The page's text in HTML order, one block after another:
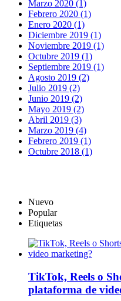
Marzo 2020 (1)
Febrero 2020 (1)
Enero 2020 (1)
Diciembre 2019 (1)
Noviembre 2019 (1)
Octubre 2019 (1)
Septiembre 2019 (1)
Agosto 2019 (2)
Julio 2019 (2)
Junio 2019 (2)
Mayo 2019 (2)
Abril 2019 (3)
Marzo 2019 (4)
Febrero 2019 (1)
Octubre 2018 (1)
Nuevo
Popular
Etiquetas
TikTok, Reels o
plataforma de